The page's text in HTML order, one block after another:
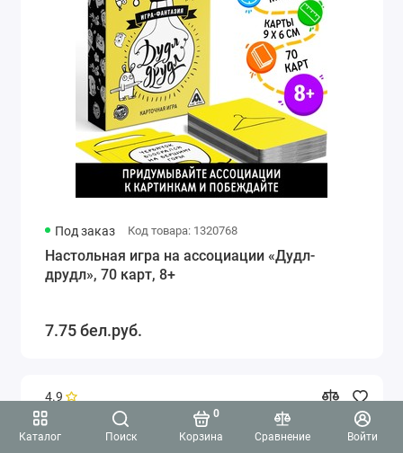
Каталог Поиск Корзина
0
Сравнение
Войти
Под заказ Код товара: 1320768
Настольная игра на ассоциации «Дудл-
друдл», 70 карт, 8+
7.75 бел.руб.
4.9